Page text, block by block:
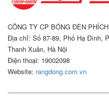
CÔNG TY CP BÓNG ĐÈN
Địa chỉ: Số 87-89, Phố Hạ Đình,
Thanh Xuân, Hà Nội
Điện thoại: 19002098
Website: rangdong.com.vn